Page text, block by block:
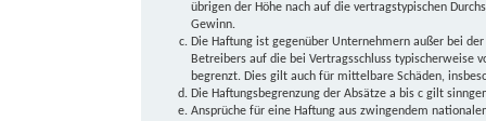
übrigen der Höhe nach auf die vertragstypischen
Gewinn.
Die Haftung ist gegenüber Unternehmern außer bei
Betreibers auf die bei Vertragsschluss typischerweise
begrenzt. Dies gilt auch für mittelbare Schäden,
Die Haftungsbegrenzung der Absätze a bis c gilt
Ansprüche für eine Haftung aus zwingendem